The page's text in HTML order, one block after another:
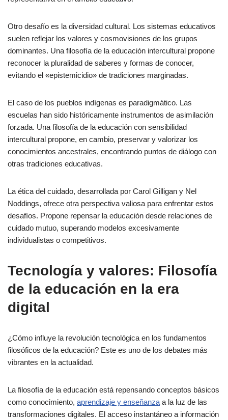
Otro desafío es la diversidad cultural. Los sistemas educativos
suelen reflejar los valores y cosmovisiones de los grupos
dominantes. Una filosofía de la educación intercultural propone
reconocer la pluralidad de saberes y formas de conocer,
evitando el «epistemicidio» de tradiciones marginadas.
El caso de los pueblos indígenas es paradigmático. Las
escuelas han sido históricamente instrumentos de asimilación
forzada. Una filosofía de la educación con sensibilidad
intercultural propone, en cambio, preservar y valorizar los
conocimientos ancestrales, encontrando puntos de diálogo con
otras tradiciones educativas.
La ética del cuidado, desarrollada por Carol Gilligan y Nel
Noddings, ofrece otra perspectiva valiosa para enfrentar estos
desafíos. Propone repensar la educación desde relaciones de
cuidado mutuo, superando modelos excesivamente
individualistas o competitivos.
Tecnología y valores: Filosofía
de la educación en la era
digital
¿Cómo influye la revolución tecnológica en los fundamentos
filosóficos de la educación? Este es uno de los debates más
vibrantes en la actualidad.
La filosofía de la educación está repensando conceptos básicos
como conocimiento, aprendizaje y enseñanza a la luz de las
transformaciones digitales. El acceso instantáneo a información